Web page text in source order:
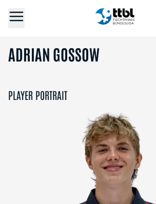
ADRIAN GOSSOW
PLAYER PORTRAIT